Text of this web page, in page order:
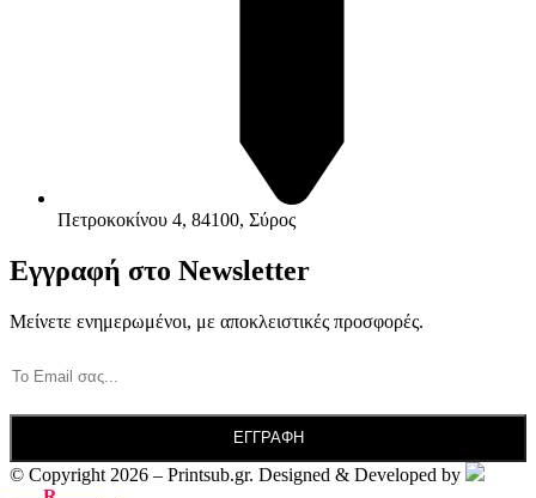
Πετροκοκίνου 4, 84100, Σύρος
Εγγραφή στο Newsletter
Μείνετε ενημερωμένοι, με αποκλειστικές προσφορές.
© Copyright 2026 – Printsub.gr. Designed & Developed by